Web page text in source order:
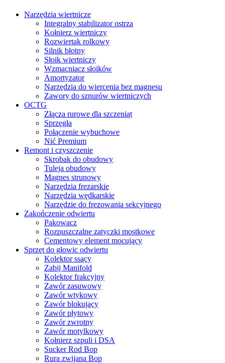
Narzędzia wiertnicze
Integralny stabilizator ostrza
Kołnierz wiertniczy
Rozwiertak rolkowy
Silnik błotny
Słoik wiertniczy
Wzmacniacz słoików
Amortyzator
Narzędzia do wiercenia bez magnesu
Zawory do sznurów wiertniczych
OCTG
Złącza rurowe dla szczeniąt
Sprzęgła
Połączenie wybuchowe
Nić Premium
Remont i czyszczenie
Skrobak do obudowy
Tuleja obudowy
Magnes strunowy
Narzędzia frezarskie
Narzędzia wędkarskie
Narzędzie do frezowania sekcyjnego
Zakończenie odwiertu
Pakowacz
Rozpuszczalne zatyczki mostkowe
Cementowy element mocujący
Sprzęt do głowic odwiertu
Kolektor ssący
Zabij Manifold
Kolektor frakcyjny
Zawór zasuwowy
Zawór wtykowy
Zawór blokujący
Zawór płytowy
Zawór zwrotny
Zawór motylkowy
Kołnierz szpuli i DSA
Sucker Rod Bop
Rura zwijana Bop